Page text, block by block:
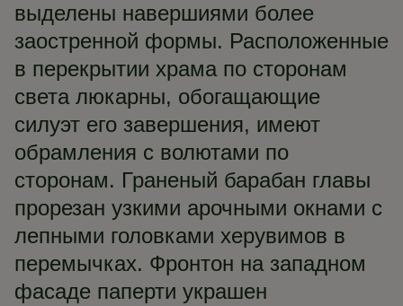
выделены навершиями более
заостренной формы. Расположенные
в перекрытии храма по сторонам
света люкарны, обогащающие
силуэт его завершения, имеют
обрамления с волютами по
сторонам. Граненый барабан главы
прорезан узкими арочными окнами с
лепными головками херувимов в
перемычках. Фронтон на западном
фасаде паперти украшен